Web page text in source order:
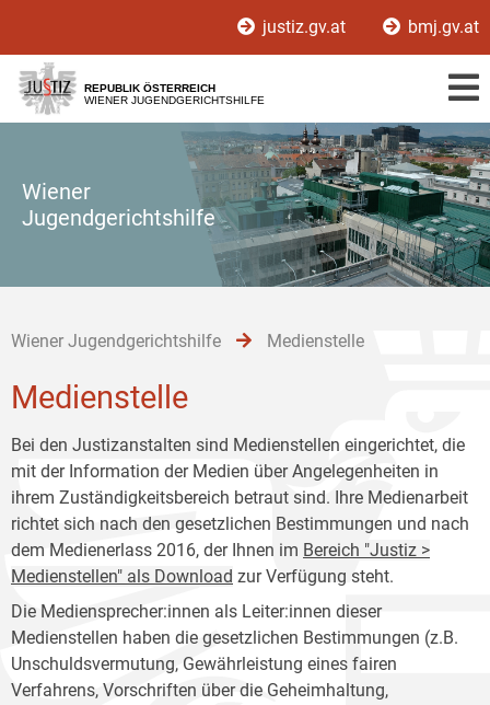
[1]
[2]
[3]
justiz.gv.at bmj.gv.at
REPUBLIK ÖSTERREICH
WIENER JUGENDGERICHTSHILFE
Wiener
Jugendgerichtshilfe
Wiener Jugendgerichtshilfe Medienstelle
Medienstelle
Bei den Justizanstalten sind Medienstellen eingerichtet, die
mit der Information der Medien über Angelegenheiten in
ihrem Zuständigkeitsbereich betraut sind. Ihre Medienarbeit
richtet sich nach den gesetzlichen Bestimmungen und nach
dem Medienerlass 2016, der Ihnen im Bereich "Justiz >
Medienstellen" als Download zur Verfügung steht.
Die Mediensprecher:innen als Leiter:innen dieser
Medienstellen haben die gesetzlichen Bestimmungen (z.B.
Unschuldsvermutung, Gewährleistung eines fairen
Verfahrens, Vorschriften über die Geheimhaltung,